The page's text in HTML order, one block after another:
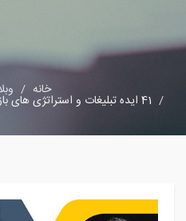
خانه
41 ایده تبلیغات و استراتژی های بازاریابی سالن زیبایی سال جاری